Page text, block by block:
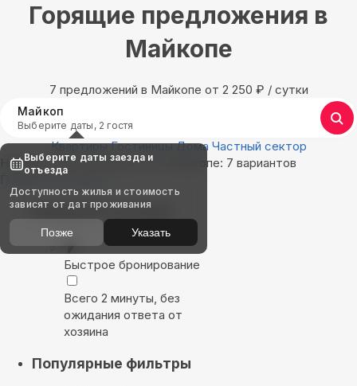
Горящие предложения в
Майкопе
7 предложений в Майкопе oт 2 250 ₽ / сутки
Майкоп
Выберите даты, 2 гостя
Квартиры Гостиницы Дома Частный сектор
Найдём, где остановиться в Майкопе: 7 вариантов
Показать на карте
Выбирайте лучшее
Быстрое бронирование
Всего 2 минуты, без
ожидания ответа от
хозяина
Популярные фильтры
Выберите даты заезда и
отъезда
Доступность жилья и стоимость
зависят от дат проживания
Позже Указать